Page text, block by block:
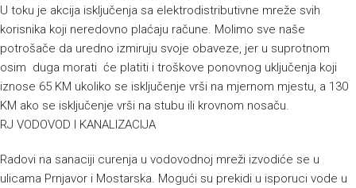
U toku je akcija isključenja sa elektrodistributivne mreže svih
korisnika koji neredovno plaćaju račune. Molimo sve naše
potrošače da uredno izmiruju svoje obaveze, jer u suprotnom
osim duga morati će platiti i troškove ponovnog uključenja koji
iznose 65 KM ukoliko se isključenje vrši na mjernom mjestu, a 130
KM ako se isključenje vrši na stubu ili krovnom nosaču.
RJ VODOVOD I KANALIZACIJA
Radovi na sanaciji curenja u vodovodnoj mreži izvodiće se u
ulicama Prnjavor i Mostarska. Mogući su prekidi u isporuci vode u